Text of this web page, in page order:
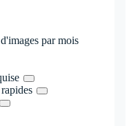
par mois